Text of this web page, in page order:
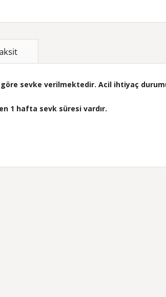
sevke verilmektedir. Acil ihtiyaç
1 hafta sevk süresi vardır.